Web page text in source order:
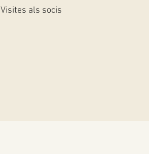
Visites als socis